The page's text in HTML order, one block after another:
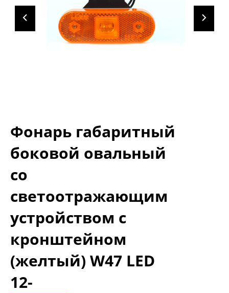
Фонарь габаритный
боковой овальный
со
светоотражающим
устройством с
кронштейном
(желтый) W47 LED
12-